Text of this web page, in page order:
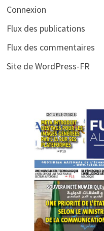
Connexion
Flux des publications
Flux des commentaires
Site de WordPress-FR